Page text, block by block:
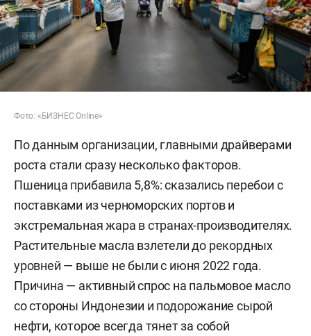
Фото: «БИЗНЕС Online»
По данным организации, главными драйверами
роста стали сразу несколько факторов.
Пшеница прибавила 5,8%: сказались перебои с
поставками из черноморских портов и
экстремальная жара в странах-производителях.
Растительные масла взлетели до рекордных
уровней — выше не были с июня 2022 года.
Причина — активный спрос на пальмовое масло
со стороны Индонезии и подорожание сырой
нефти, которое всегда тянет за собой